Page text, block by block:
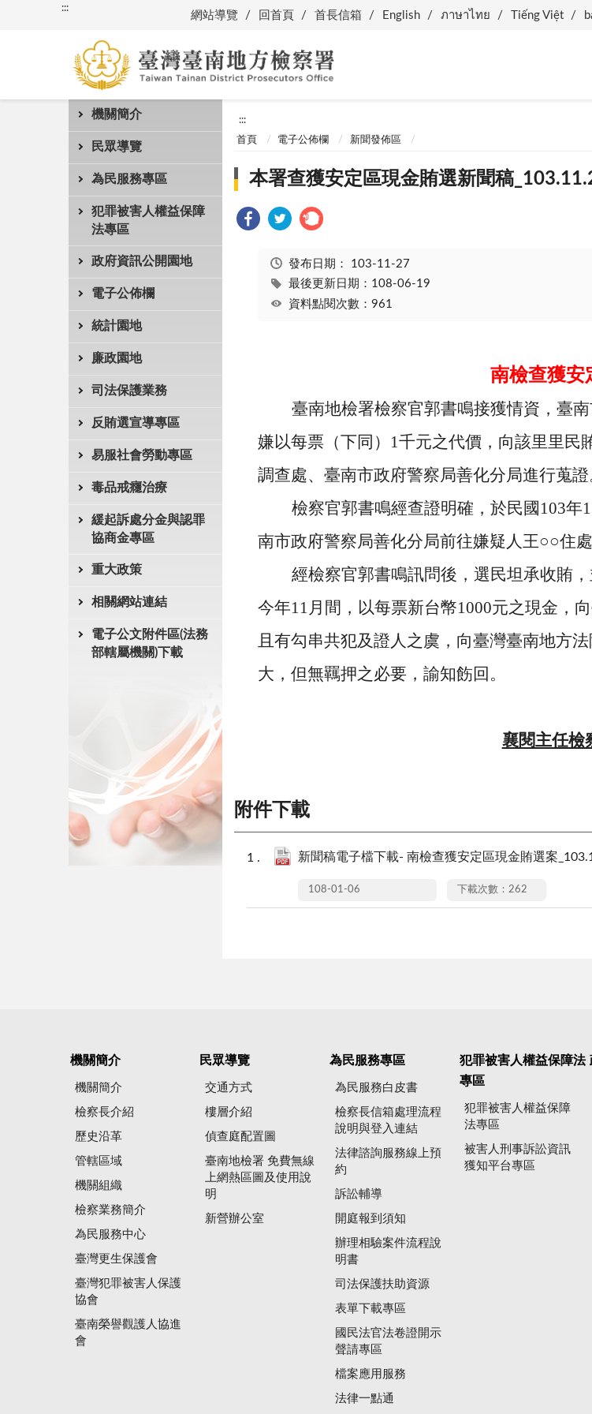
:::
網站導覽 回首頁 首長信箱 English ภาษาไทย Tiếng Việt
機關簡介
民眾導覽
為民服務專區
犯罪被害人權益保障
法專區
政府資訊公開園地
電子公佈欄
統計園地
廉政園地
司法保護業務
反賄選宣導專區
易服社會勞動專區
毒品戒癮治療
緩起訴處分金與認罪
協商金專區
重大政策
相關網站連結
電子公文附件區(法務
部轄屬機關)下載
:::
首頁 電子公佈欄 新聞發佈區
本署查獲安定區現金賄選新聞稿
發布日期： 103-11-27
最後更新日期：108-06-19
資料點閱次數：961
南檢查獲安
臺南地檢署檢察官郭書鳴接獲情資，臺
嫌以每票（下同） 1千元之代價，向該里里民
調查處、臺南市政府警察局善化分局進行蒐證
檢察官郭書鳴經查證明確，於民國 103年
南市政府警察局善化分局前往嫌疑人王○○住
經檢察官郭書鳴訊問後，選民坦承收賄
今年11月間，以每票新台幣1000元之現金，
且有勾串共犯及證人之虞，向臺灣臺南地方
大，但無羈押之必要，諭知飭回。
襄閱主任檢
附件下載
新聞稿電子檔下載- 南檢查獲安定區現金賄選案
108-01-06 下載次數：262
機關簡介
機關簡介
檢察長介紹
歷史沿革
管轄區域
機關組織
檢察業務簡介
為民服務中心
臺灣更生保護會
臺灣犯罪被害人保護
協會
臺南榮譽觀護人協進
會
民眾導覽
交通方式
樓層介紹
偵查庭配置圖
臺南地檢署 免費無線
上網熱區圖及使用說
明
新營辦公室
為民服務專區
為民服務白皮書
檢察長信箱處理流程
說明與登入連結
法律諮詢服務線上預
約
訴訟輔導
開庭報到須知
辦理相驗案件流程說
明書
司法保護扶助資源
表單下載專區
國民法官法卷證開示
聲請專區
檔案應用服務
法律一點通
犯罪被害人權益保障法
專區
犯罪被害人權益保障
法專區
被害人刑事訴訟資訊
獲知平台專區